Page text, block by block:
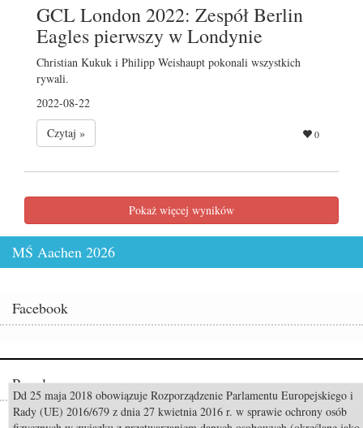
GCL London 2022: Zespół Berlin
Eagles pierwszy w Londynie
Christian Kukuk i Philipp Weishaupt pokonali wszystkich
rywali.
2022-08-22
Czytaj »
0
Pokaż więcej wyników
MŚ Aachen 2026
Facebook
Popularne
Odszedł Monty Roberts – człowiek, który nauczył świat słuchać koni
Dd 25 maja 2018 obowiązuje Rozporządzenie Parlamentu Europejskiego i
Rady (UE) 2016/679 z dnia 27 kwietnia 2016 r. w sprawie ochrony osób